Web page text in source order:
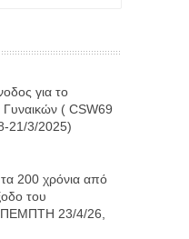
για το
( CSW69
21/3/2025)
200 χρόνια από
του
ΠΕΜΠΤΗ 23/4/26,